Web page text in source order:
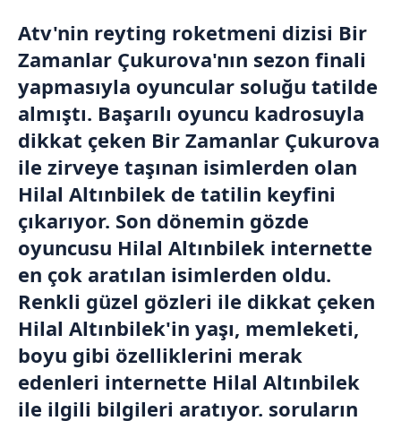
Atv'nin reyting roketmeni dizisi Bir
Zamanlar Çukurova'nın sezon finali
yapmasıyla oyuncular soluğu tatilde
almıştı. Başarılı oyuncu kadrosuyla
dikkat çeken Bir Zamanlar Çukurova
ile zirveye taşınan isimlerden olan
Hilal Altınbilek de tatilin keyfini
çıkarıyor. Son dönemin gözde
oyuncusu Hilal Altınbilek internette
en çok aratılan isimlerden oldu.
Renkli güzel gözleri ile dikkat çeken
Hilal Altınbilek'in yaşı, memleketi,
boyu gibi özelliklerini merak
edenleri internette Hilal Altınbilek
ile ilgili bilgileri aratıyor. soruların